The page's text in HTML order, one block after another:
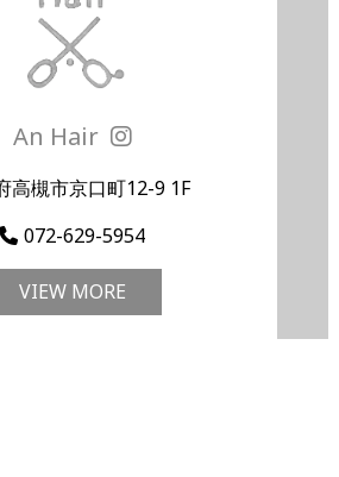
An Hair
高槻市京口町12-9 1F
072-629-5954
VIEW MORE